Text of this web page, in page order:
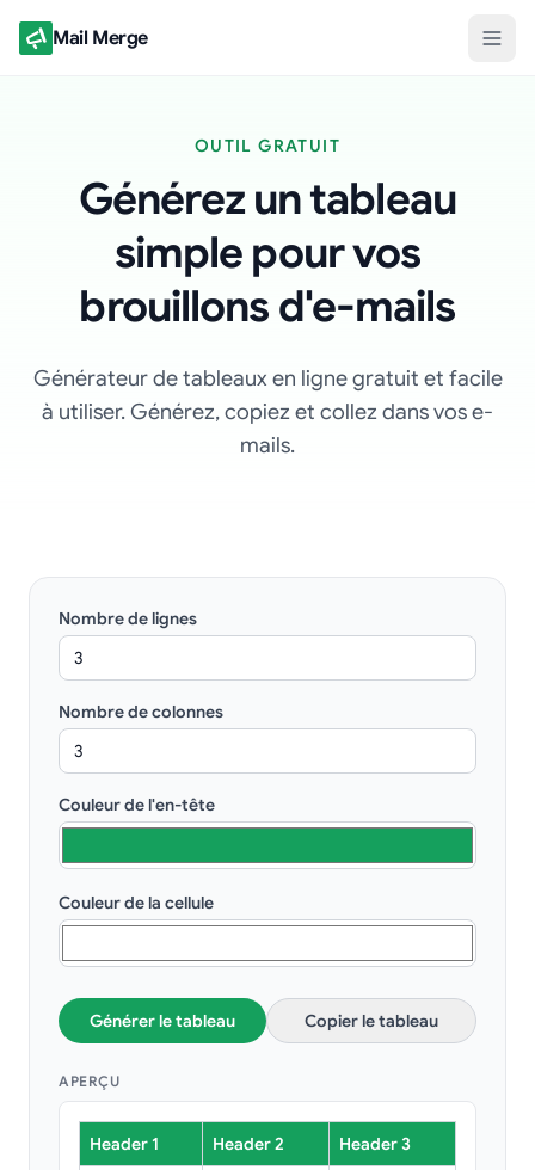
Mail Merge
OUTIL GRATUIT
Générez un tableau
simple pour vos
brouillons d'e-mails
Générateur de tableaux en ligne gratuit et facile
à utiliser. Générez, copiez et collez dans vos e-
mails.
Nombre de lignes
Nombre de colonnes
Couleur de l'en-tête
Couleur de la cellule
Générer le tableau Copier le tableau
APERÇU
Header 1 Header 2 Header 3